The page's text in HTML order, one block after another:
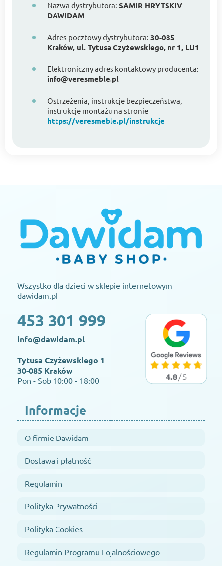
Nazwa dystrybutora: SAMIR HRYTSKIV
DAWIDAM
Adres pocztowy dystrybutora: 30-085
Kraków, ul. Tytusa Czyżewskiego, nr 1, LU1
Elektroniczny adres kontaktowy producenta:
info@veresmeble.pl
Ostrzeżenia, instrukcje bezpieczeństwa,
instrukcje montażu na stronie
https://veresmeble.pl/instrukcje
Wszystko dla dzieci w sklepie internetowym
dawidam.pl
453 301 999
info@dawidam.pl
Tytusa Czyżewskiego 1
30-085 Kraków
Pon - Sob 10:00 - 18:00
Informacje
O firmie Dawidam
Dostawa i płatność
Regulamin
Polityka Prywatności
Polityka Cookies
Regulamin Programu Lojalnościowego